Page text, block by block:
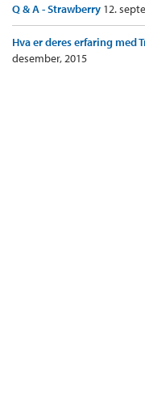
Q & A - Strawberry 12.
Hva er deres erfaring med
desember, 2015